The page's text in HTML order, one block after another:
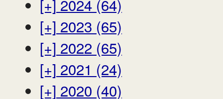
[+] 2024 (64)
[+] 2023 (65)
[+] 2022 (65)
[+] 2021 (24)
[+] 2020 (40)